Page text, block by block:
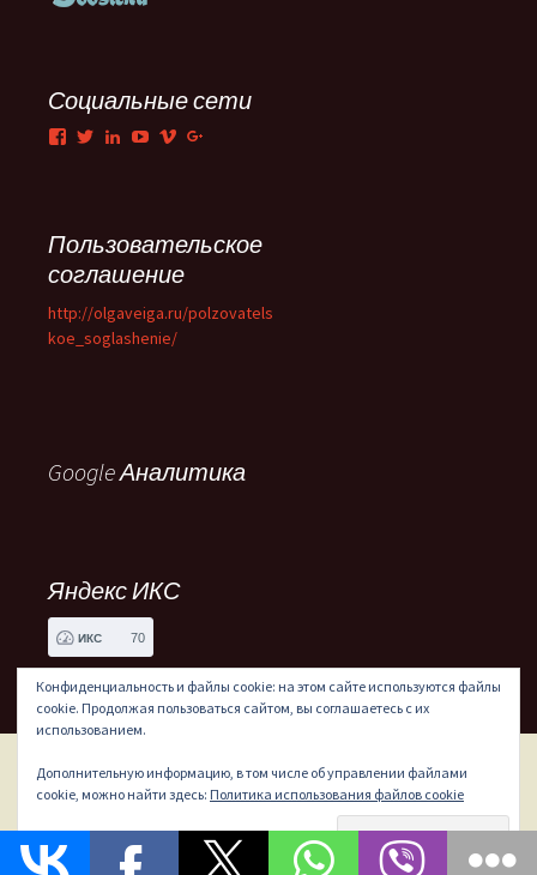
Социальные сети
Facebook
TwitterLinkedIn
YouTube
Vimeo
Пользовательское
соглашение
http://olgaveiga.ru/polzovatels
koe_soglashenie/
Google Аналитика
Яндекс ИКС
ИКС 70
Сайт работает на WordPress
Конфиденциальность и файлы cookie: на этом сайте используются файлы
cookie. Продолжая пользоваться сайтом, вы соглашаетесь с их
использованием.
Дополнительную информацию, в том числе об управлении файлами
cookie, можно найти здесь: Политика использования файлов cookie